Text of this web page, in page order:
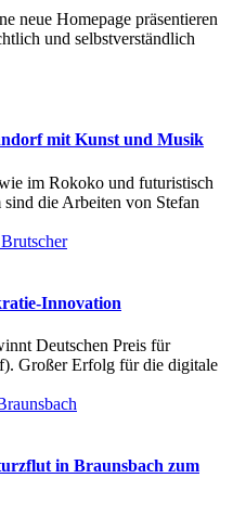
neue Homepage präsentieren
und selbstverständlich
mit Kunst und Musik
im Rokoko und futuristisch
die Arbeiten von Stefan
Innovation
Deutschen Preis für
Großer Erfolg für die digitale
in Braunsbach zum